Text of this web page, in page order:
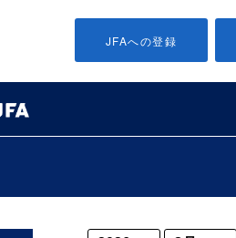
JFAへの登録